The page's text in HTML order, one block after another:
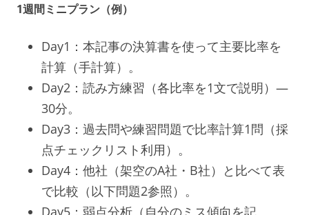
1週間ミニプラン（例）
Day1：本記事の決算書を使って主要比率を
計算（手計算）。
Day2：読み方練習（各比率を1文で説明）—
30分。
Day3：過去問や練習問題で比率計算1問（採
点チェックリスト利用）。
Day4：他社（架空のA社・B社）と比べて表
で比較（以下問題2参照）。
Day5：弱点分析（自分のミス傾向を記